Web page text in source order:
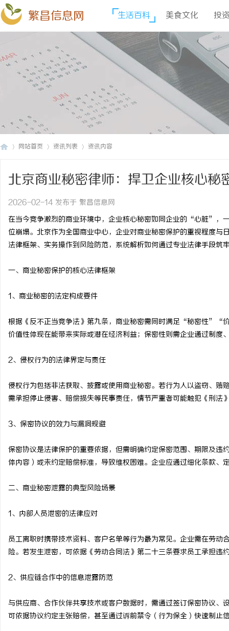
繁昌信息网 生活百科 美食文化 投
网站首页 资讯列表 资讯内容
北京商业秘密律师：捍卫企业核心秘
2026-02-14 发布于 繁昌信息网
在当今竞争激烈的商业环境中，企业核心秘密如同企业的“心脏”，
位崩塌。北京作为全国商业中心，企业对商业秘密保护的重视程度与
法律框架、实务操作到风险防范，系统解析如何通过专业法律手段
一、商业秘密保护的核心法律框架
1、商业秘密的法定构成要件
根据《反不正当竞争法》第九条，商业秘密需同时满足“秘密性
价值性体现在能带来实际或潜在经济利益；保密性则需企业通过制
2、侵权行为的法律界定与责任
侵权行为包括非法获取、披露或使用商业秘密。若行为人以盗窃、
需承担停止侵害、赔偿损失等民事责任，情节严重者可能触犯《刑法
3、保密协议的效力与漏洞规避
保密协议是法律保护的重要依据，但需明确约定保密范围、期限及
体内容）或未约定赔偿标准，导致维权困难。企业应通过细化条款、
二、商业秘密泄露的典型风险场景
1、内部人员泄密的法律应对
员工离职时携带技术资料、客户名单等行为最为常见。企业需在劳
险。若发生泄密，可依据《劳动合同法》第二十三条要求员工承担违
2、供应链合作中的信息泄露防范
与供应商、合作伙伴共享技术或客户数据时，需通过签订保密协议
可依据协议约定主张赔偿，甚至通过诉前禁令（行为保全）快速制止